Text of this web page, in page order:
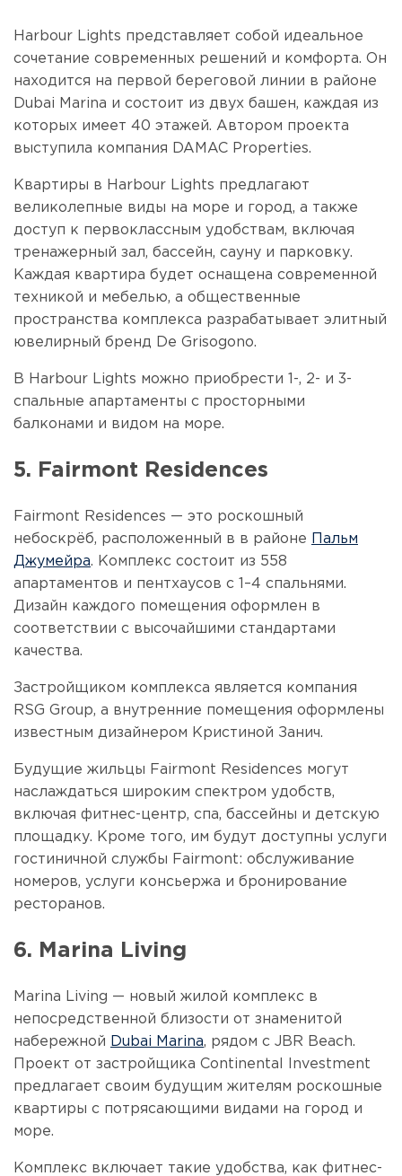
Harbour Lights представляет собой идеальное
сочетание современных решений и комфорта. Он
находится на первой береговой линии в районе
Dubai Marina и состоит из двух башен, каждая из
которых имеет 40 этажей. Автором проекта
выступила компания DAMAC Properties.
Квартиры в Harbour Lights предлагают
великолепные виды на море и город, а также
доступ к первоклассным удобствам, включая
тренажерный зал, бассейн, сауну и парковку.
Каждая квартира будет оснащена современной
техникой и мебелью, а общественные
пространства комплекса разрабатывает элитный
ювелирный бренд De Grisogono.
В Harbour Lights можно приобрести 1-, 2- и 3-
спальные апартаменты с просторными
балконами и видом на море.
5. Fairmont Residences
Fairmont Residences — это роскошный
небоскрёб, расположенный в в районе
Пальм
Джумейра. Комплекс состоит из 558
апартаментов и пентхаусов с 1–4 спальнями.
Дизайн каждого помещения оформлен в
соответствии с высочайшими стандартами
качества.
Застройщиком комплекса является компания
RSG Group, а внутренние помещения оформлены
известным дизайнером Кристиной Занич.
Будущие жильцы Fairmont Residences могут
наслаждаться широким спектром удобств,
включая фитнес-центр, спа, бассейны и детскую
площадку. Кроме того, им будут доступны услуги
гостиничной службы Fairmont: обслуживание
номеров, услуги консьержа и бронирование
ресторанов.
6. Marina Living
Marina Living — новый жилой комплекс в
непосредственной близости от знаменитой
набережной Dubai Marina, рядом с JBR Beach.
Проект от застройщика Continental Investment
предлагает своим будущим жителям роскошные
квартиры с потрясающими видами на город и
море.
Комплекс включает такие удобства, как фитнес-